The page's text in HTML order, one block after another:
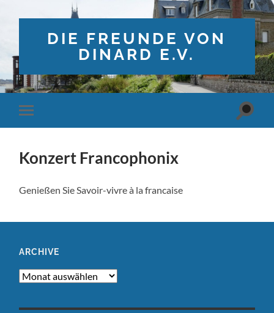
DIE FREUNDE VON
DINARD E.V.
Mobile-
Menü
Konzert Francophonix
Genießen Sie Savoir-vivre à la francaise
ARCHIVE
Archive